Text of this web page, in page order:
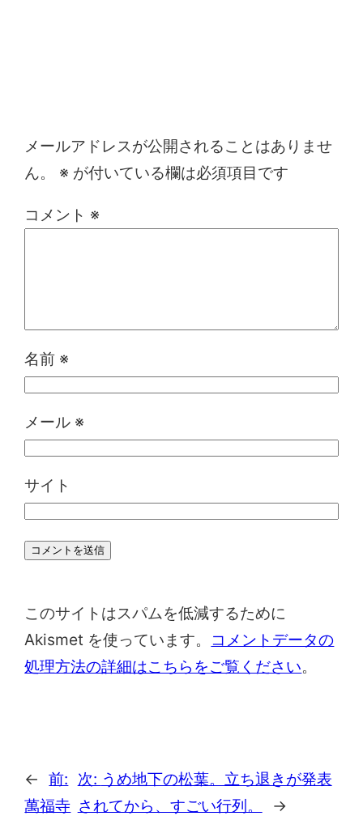
メールアドレスが公開されることはありませ
ん。
※ が付いている欄は必須項目です
コメント ※
名前 ※
メール ※
サイト
このサイトはスパムを低減するために
Akismet を使っています。
コメントデータの
処理方法の詳細はこちらをご覧ください。
← 前:
萬福寺
次: うめ地下の松葉。立ち退きが発表
されてから、すごい行列。
→